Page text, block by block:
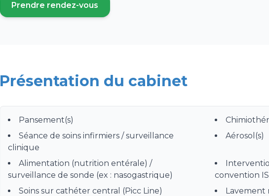
Prendre rendez-vous
(ouvre un nouvel onglet)
Présentation du cabinet
Pansement(s)
Séance de soins infirmiers / surveillance
clinique
Aérosol(s)
Alimentation (nutrition entérale) /
surveillance de sonde (ex : nasogastrique)
convention
Soins sur cathéter central (Picc Line)
Lavement